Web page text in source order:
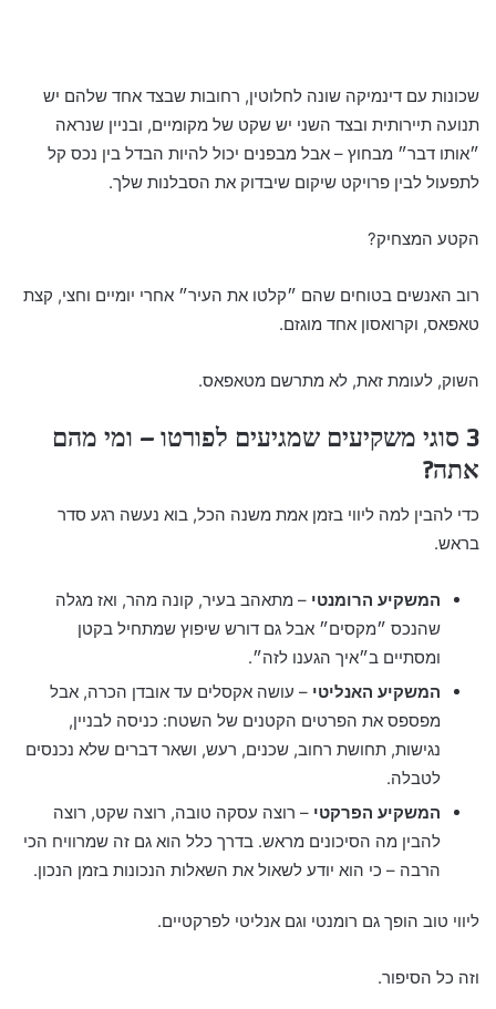
שכונות עם דינמיקה שונה לחלוטין, רחובות שבצד אחד שלהם יש
תנועה תיירותית ובצד השני יש שקט של מקומיים, ובניין שנראה
״אותו דבר״ מבחוץ – אבל מבפנים יכול להיות הבדל בין נכס קל
לתפעול לבין פרויקט שיקום שיבדוק את הסבלנות שלך.
הקטע המצחיק?
רוב האנשים בטוחים שהם ״קלטו את העיר״ אחרי יומיים וחצי, קצת
טאפאס, וקרואסון אחד מוגזם.
השוק, לעומת זאת, לא מתרשם מטאפאס.
3 סוגי משקיעים שמגיעים לפורטו – ומי מהם
אתה?
כדי להבין למה ליווי בזמן אמת משנה הכל, בוא נעשה רגע סדר
בראש.
המשקיע הרומנטי – מתאהב בעיר, קונה מהר, ואז מגלה
שהנכס ״מקסים״ אבל גם דורש שיפוץ שמתחיל בקטן
ומסתיים ב״איך הגענו לזה״.
המשקיע האנליטי – עושה אקסלים עד אובדן הכרה, אבל
מפספס את הפרטים הקטנים של השטח: כניסה לבניין,
נגישות, תחושת רחוב, שכנים, רעש, ושאר דברים שלא נכנסים
לטבלה.
המשקיע הפרקטי – רוצה עסקה טובה, רוצה שקט, רוצה
להבין מה הסיכונים מראש. בדרך כלל הוא גם זה שמרוויח הכי
הרבה – כי הוא יודע לשאול את השאלות הנכונות בזמן הנכון.
ליווי טוב הופך גם רומנטי וגם אנליטי לפרקטיים.
וזה כל הסיפור.